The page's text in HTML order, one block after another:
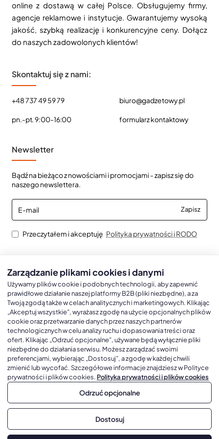
online z dostawą w całej Polsce. Obsługujemy firmy,
agencje reklamowe i instytucje. Gwarantujemy wysoką
jakość, szybką realizację i konkurencyjne ceny. Dołącz
do naszych zadowolonych klientów!
Skontaktuj się z nami:
+48 737 49 59 79
pn.-pt. 9:00-16:00
biuro@gadzetowy.pl
formularz kontaktowy
Newsletter
Bądź na bieżąco z nowościami i promocjami - zapisz się do
naszego newslettera.
E-
mail
Zapisz
Przeczytałem i akceptuję Polityka prywatności i RODO
Kalendarze książkowe
Kalendarze książkowe A5
Kalendarze książkowe A4
Kalendarze książkowe B5
Kalendarze książkowe A6 i B6
Kalendarze książkowe z własną oprawą
Kalendarze Ścienne
Kalendarze trójdzielne
Kalendarze jednodzielne
Kalendarze czterodzielne
Kalendarze Wieloplanszowe
Kalendarze Wielopanszowe, Plakatowe
Copyright © 2026, Gadżetowy.pl, All Rights Reserved, Platforma
Zarządzanie plikami cookies i danymi
Używamy plików cookie i podobnych technologii, aby zapewnić
prawidłowe działanie naszej platformy B2B (pliki niezbędne), a za
Twoją zgodą także w celach analitycznych i marketingowych. Klikając
„Akceptuj wszystkie”, wyrażasz zgodę na użycie opcjonalnych plików
cookie oraz przetwarzanie danych przez naszych partnerów
technologicznych w celu analizy ruchu i dopasowania treści oraz
ofert. Klikając „Odrzuć opcjonalne”, używane będą wyłącznie pliki
niezbędne do działania serwisu. Możesz zarządzać swoimi
preferencjami, wybierając „Dostosuj”, a zgodę w każdej chwili
zmienić lub wycofać. Szczegółowe informacje znajdziesz w Polityce
prywatności i plików cookies. Polityka prywatności i plików cookies
Odrzuć opcjonalne
Dostosuj